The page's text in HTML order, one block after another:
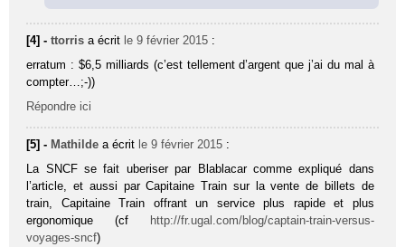
[4] -ttorris a écrit le 9 février 2015 :
erratum : $6,5 milliards (c’est tellement d’argent que j’ai du mal à
compter…;-))
Répondre ici
[5] - Mathilde a écrit le 9 février 2015 :
La SNCF se fait uberiser par Blablacar comme expliqué dans
l’article, et aussi par Capitaine Train sur la vente de billets de
train, Capitaine Train offrant un service plus rapide et plus
ergonomique (cf
http://fr.ugal.com/blog/captain-train-versus-
voyages-sncf)